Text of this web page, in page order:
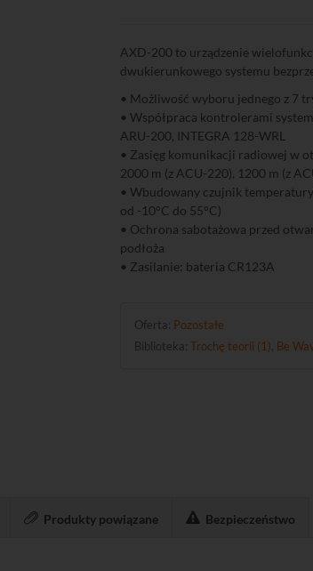
AXD-200 to urządzenie
dwukierunkowego systemu
• Możliwość wyboru jednego z 7
• Współpraca kontrolerami
ARU-200, INTEGRA 128-WRL
• Zasięg komunikacji radiowej w
2000 m (z ACU-220), 1200 m (z
• Wbudowany czujnik
od -10°C do 55°C)
• Ochrona sabotażowa przed
podłoża
• Zasilanie: bateria CR123A
Oferta: Pozostałe
Biblioteka:Trochę teorii (1) Be
Produkty powiązane Bezpieczeństwo